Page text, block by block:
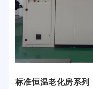
标准恒温老化房系列